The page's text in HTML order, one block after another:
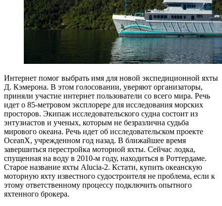
Интернет помог выбрать имя для новой экспедиционной яхты
Д. Кэмерона. В этом голосовании, уверяют организаторы,
приняли участие интернет пользователи со всего мира. Речь
идет о 85-метровом эксплорере для исследования морских
просторов. Экипаж исследовательского судна состоит из
энтузиастов и ученых, которым не безразлична судьба
мирового океана. Речь идет об исследовательском проекте
OceanX, учрежденном год назад. В ближайшее время
завершиться перестройка моторной яхты. Сейчас лодка,
спущенная на воду в 2010-м году, находиться в Роттердаме.
Старое название яхты Alucia-2. Кстати, купить океанскую
моторную яхту известного судостроителя не проблема, если к
этому ответственному процессу подключить опытного
яхтенного брокера.